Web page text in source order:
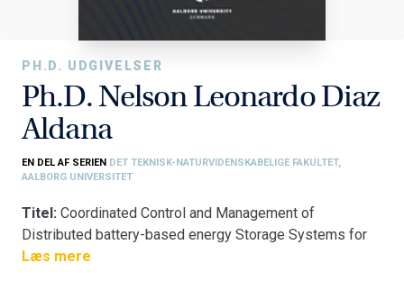
PH.D. UDGIVELSER
Ph.D. Nelson Leonardo Diaz
Aldana
EN DEL AF SERIEN DET TEKNISK-NATURVIDENSKABELIGE FAKULTET,
AALBORG UNIVERSITET
Titel: Coordinated Control and Management of
Distributed battery-based energy Storage Systems for
Islanded Microgrids
Læs mere